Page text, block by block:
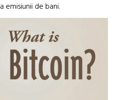
emisiunii de bani.